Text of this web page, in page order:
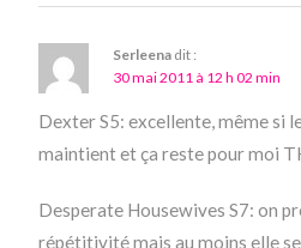
Serleena dit :
30 mai 2011 à 12 h 02 min
Dexter S5: excellente, même si
maintient et ça reste pour moi
Desperate Housewives S7: on
répétitivité mais au moins elle